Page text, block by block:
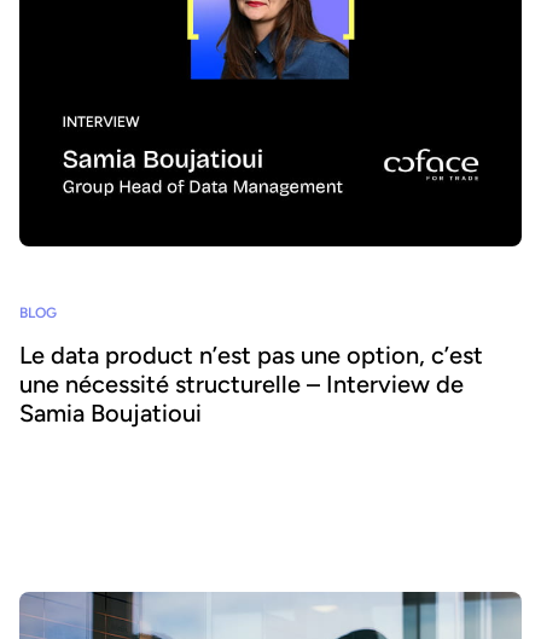
BLOG
Le data product n’est pas une option, c’est
une nécessité structurelle – Interview de
Samia Boujatioui